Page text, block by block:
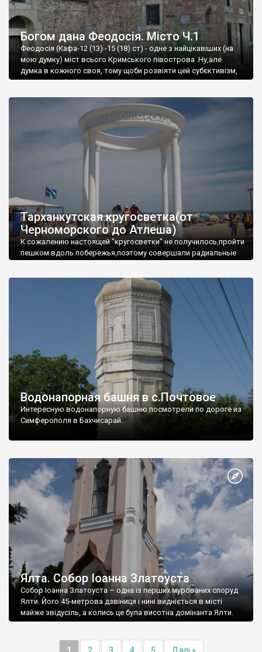
Богом дана Феодосія. Місто Ч.1
Феодосія (Кафа-12 (13) -15 (18) ст) - одне з найцікавіших (на
мою думку) міст всього Кримського півострова .Ну,але
думка в кожного своя, тому щоби розвіяти цей субєктивізм,
запрошую відвідати це
Тарханкутская кругосветка(от
Черноморского до Атлеша)
К сожалению настоящей "кругосветки" не получилось,пройти
пешком вдоль побережья,поэтому совершали радиальные
Водонапорная башня в с.Почтовое
Интересную водонапорную башню посмотрели по дороге из
Симферополя в Бахчисарай.
Ялта. Собор Іоанна Златоуста
Собор Іоанна Златоуста – одна із перших мурованих споруд
Ялти. Його 45-метрова дзвіниця і нині видніється в місті
майже звідусіль, а колись це була висотна домінанта Ялти.
1 2 3 4 5 Далі »